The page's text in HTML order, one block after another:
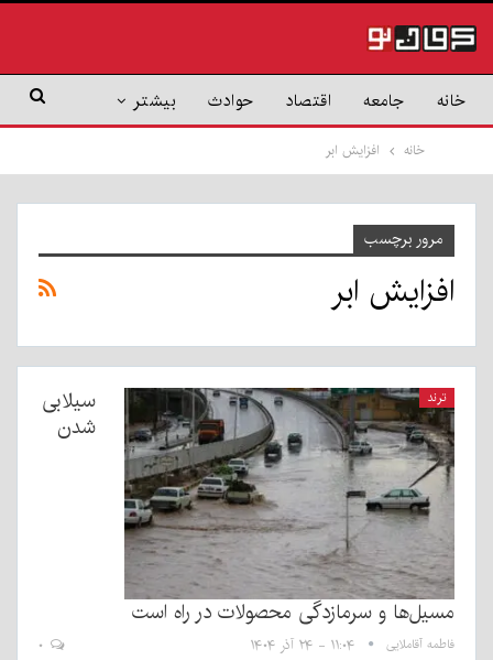
خانه جامعه اقتصاد حوادث بیشتر
خانه افزایش ابر
مرور برچسب
افزایش ابر
ترند
سیلابی
شدن
مسیل‌ها و سرمازدگی محصولات در راه است
فاطمه آقاملایی ۱۱:۰۴ - ۲۴ آذر ۱۴۰۴